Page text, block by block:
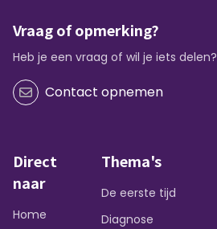
Vraag of opmerking?
Heb je een vraag of wil je iets delen?
Contact opnemen
Direct
naar
Home
Thema's
De eerste tijd
Diagnose